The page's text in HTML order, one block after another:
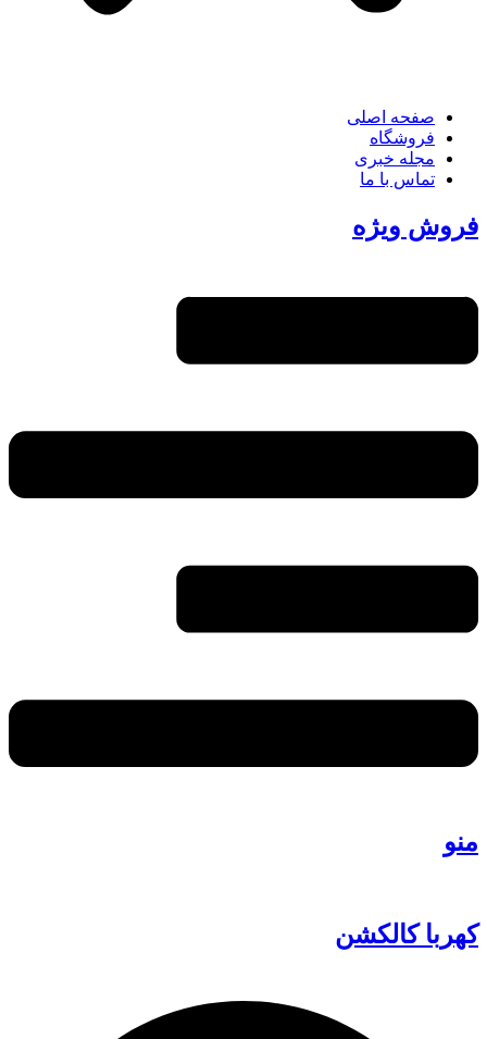
صفحه اصلی
فروشگاه
مجله خبری
تماس با ما
فروش ویژه
منو
کهربا کالکشن